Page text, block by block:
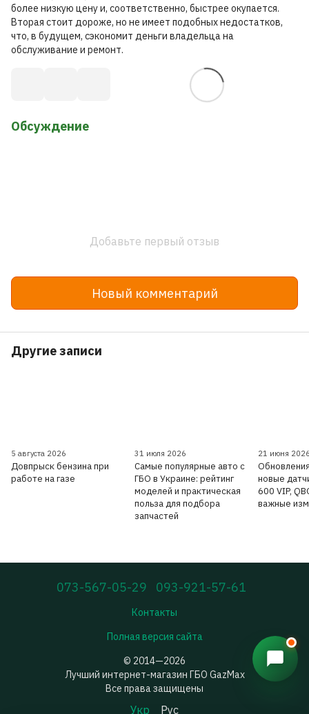
более низкую цену и, соответственно, быстрее окупается.
Вторая стоит дороже, но не имеет подобных недостатков,
что, в будущем, сэкономит деньги владельца на
обслуживание и ремонт.
Обсуждение
Добавьте первый отзыв
Новый комментарий
Другие записи
5 августа 2026
Довпрыск бензина при
работе на газе
31 июля 2026
Самые популярные авто с
ГБО в Украине: рейтинг
моделей и практическая
польза для подбора
запчастей
21 июня
новые
600 VIP,
важные
073-567-05-29 093-921-57-61
Контакты
Полная версия сайта
© 2014—2026
Лучший интернет-магазин ГБО GazMax
Все права защищены
Укр Рус